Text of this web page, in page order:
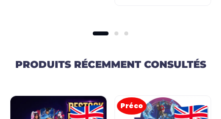
PRODUITS RÉCEMMENT CONSULTÉS
Préco